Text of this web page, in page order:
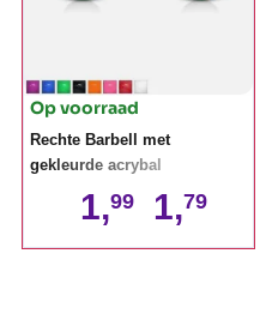
Op voorraad
Rechte Barbell met
gekleurde acrybal
1,99 1,79